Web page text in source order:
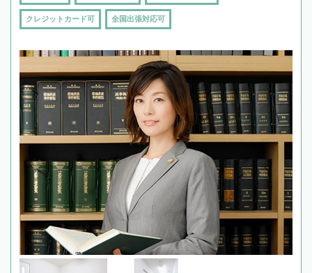
クレジットカード可 全国出張対応可